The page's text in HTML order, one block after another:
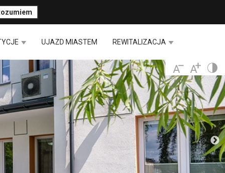
UJAZD MIASTEM REWITALIZACJA